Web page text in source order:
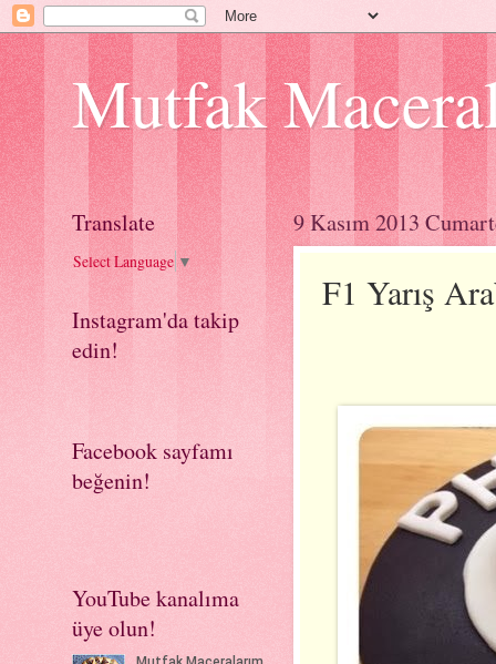
Mutfak
9 Kasım 2013
F1 Yarış
Translate
Select Language ▼
Instagram'da takip
edin!
Facebook sayfamı
beğenin!
YouTube kanalıma
üye olun!